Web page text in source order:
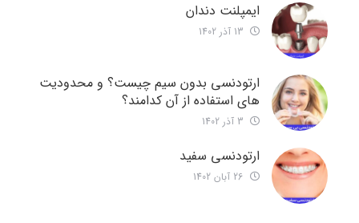
ایمپلنت دندان
ارتودنسی بدون سیم چیست؟ و محدودیت
های استفاده از آن کدامند؟
ارتودنسی سفید